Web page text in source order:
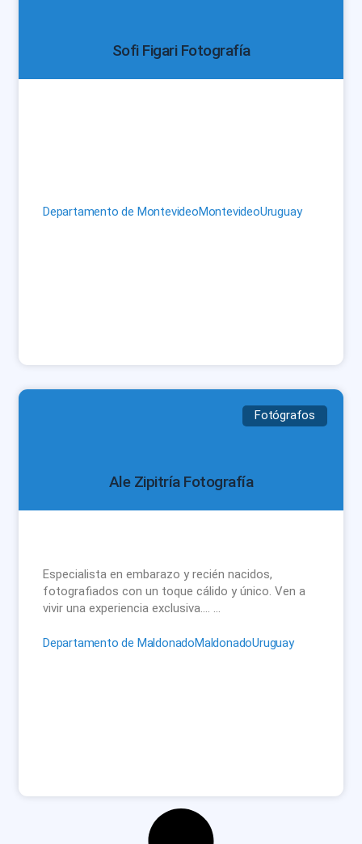
Sofi Figari Fotografía
Departamento de MontevideoMontevideoUruguay
Fotógrafos
Ale Zipitría Fotografía
Especialista en embarazo y recién nacidos,
fotografiados con un toque cálido y único. Ven a
vivir una experiencia exclusiva…. …
Departamento de MaldonadoMaldonadoUruguay